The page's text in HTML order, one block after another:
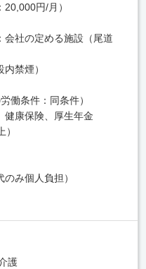
円/月）
会社の定める施設（尾道
禁煙）
働条件：同条件）
健康保険、厚生年金
み個人負担）
護